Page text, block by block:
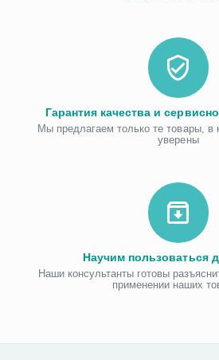
Гарантия качества и
Мы предлагаем только те товары, в
уверены
Научим пользоваться
Наши консультанты готовы
применении наших